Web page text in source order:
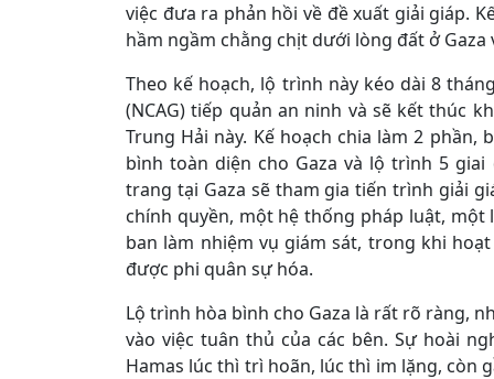
việc đưa ra phản hồi về đề xuất giải giáp.
hầm ngầm chằng chịt dưới lòng đất ở
Theo kế hoạch, lộ trình này kéo dài 8
(NCAG) tiếp quản an ninh và sẽ kết thúc
Trung Hải này. Kế hoạch chia làm 2
bình toàn diện cho Gaza và lộ trình 5
trang tại Gaza sẽ tham gia tiến trình giải
chính quyền, một hệ thống pháp luật,
ban làm nhiệm vụ giám sát, trong khi
được phi quân sự hóa.
Lộ trình hòa bình cho Gaza là rất rõ ràng,
vào việc tuân thủ của các bên. Sự hoài
Hamas lúc thì trì hoãn, lúc thì im lặng, còn